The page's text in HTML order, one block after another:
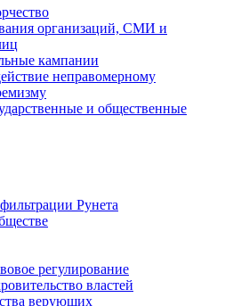
организаций, СМИ и
кампании
неправомерному
и общественные
Рунета
регулирование
властей
верующих